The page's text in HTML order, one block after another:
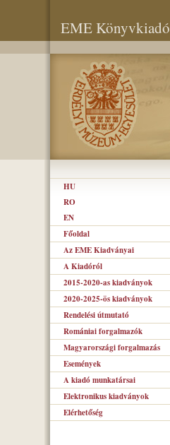
EME Könyvkiadó
HU
RO
EN
Főoldal
Az EME Kiadványai
A Kiadóról
2015-2020-as kiadványok
2020-2025-ös kiadványok
Rendelési útmutató
Romániai forgalmazók
Magyarországi forgalmazás
Események
A kiadó munkatársai
Elektronikus kiadványok
Elérhetőség